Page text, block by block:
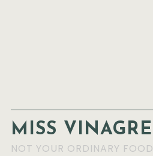
MISS VINAGRE
NOT YOUR ORDINARY FOOD